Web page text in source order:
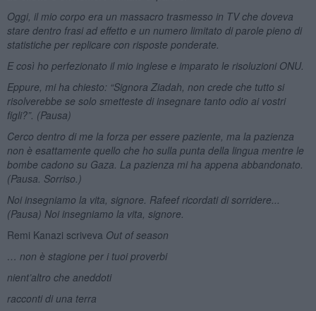
Oggi, il mio corpo era un massacro trasmesso in TV che doveva
stare dentro frasi ad effetto e un numero limitato di parole pieno di
statistiche per replicare con risposte ponderate.
E così ho perfezionato il mio inglese e imparato le risoluzioni ONU.
Eppure, mi ha chiesto: “Signora Ziadah, non crede che tutto si
risolverebbe se solo smetteste di insegnare tanto odio ai vostri
figli?”. (Pausa)
Cerco dentro di me la forza per essere paziente, ma la pazienza
non è esattamente quello che ho sulla punta della lingua mentre le
bombe cadono su Gaza. La pazienza mi ha appena abbandonato.
(Pausa. Sorriso.)
Noi insegniamo la vita, signore. Rafeef ricordati di sorridere...
(Pausa) Noi insegniamo la vita, signore.
Remi Kanazi scriveva Out of season
… non è stagione per i tuoi proverbi
nient’altro che aneddoti
racconti di una terra